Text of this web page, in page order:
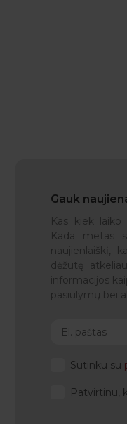
Gauk
Kas kiek laiko
Kada metas
naujienlaiškį,
dėžutę
informacijos
pasiūlymų bei
Sutinku su
Patvirtinu,